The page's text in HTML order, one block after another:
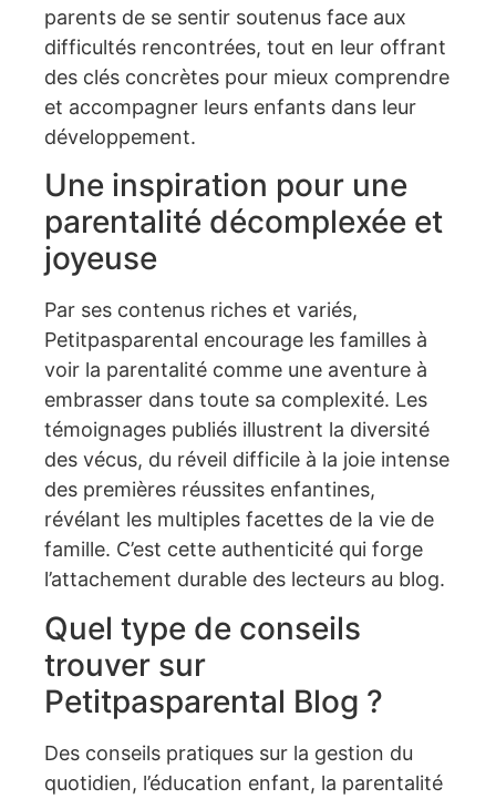
parents de se sentir soutenus face aux
difficultés rencontrées, tout en leur offrant
des clés concrètes pour mieux comprendre
et accompagner leurs enfants dans leur
développement.
Une inspiration pour une
parentalité décomplexée et
joyeuse
Par ses contenus riches et variés,
Petitpasparental encourage les familles à
voir la parentalité comme une aventure à
embrasser dans toute sa complexité. Les
témoignages publiés illustrent la diversité
des vécus, du réveil difficile à la joie intense
des premières réussites enfantines,
révélant les multiples facettes de la vie de
famille. C’est cette authenticité qui forge
l’attachement durable des lecteurs au blog.
Quel type de conseils
trouver sur
Petitpasparental Blog ?
Des conseils pratiques sur la gestion du
quotidien, l’éducation enfant, la parentalité